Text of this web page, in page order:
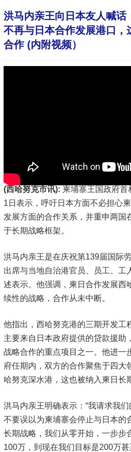
洪马内亲王向日本友人喊话
不再与日本合作发展港口，
合作 (内附视频）
(西哈努克市讯): 柬埔寨王国政府首
1日表示，呼吁日本方面不必担心
发展方面的合作关系，并重申两国
于长期战略框架。
洪马内亲王是在庆祝第139届国际
出席与当地自治港官员、员工、工
述表示。他强调，柬日合作发展西
续性的战略，合作从未中断。
他指出，西哈努克港的三期开发工
主要来自日本政府提供的贷款援助
战略合作的重点项目之一。他进一
府任期内，双方的合作聚焦于四大
哈努克深水港，这也被纳入柬日长
洪马内亲王明确表示：“我请求我
不要误以为柬埔寨会停止与日本的
长期战略，我们从零开始，一步步
100万，到现在我们目标是200万